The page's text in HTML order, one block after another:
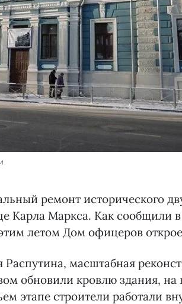
ремонт исторического
Карла Маркса. Как сообщили
летом Дом офицеров
Распутина, масштабная
обновили кровлю здания, на
этапе строители работали